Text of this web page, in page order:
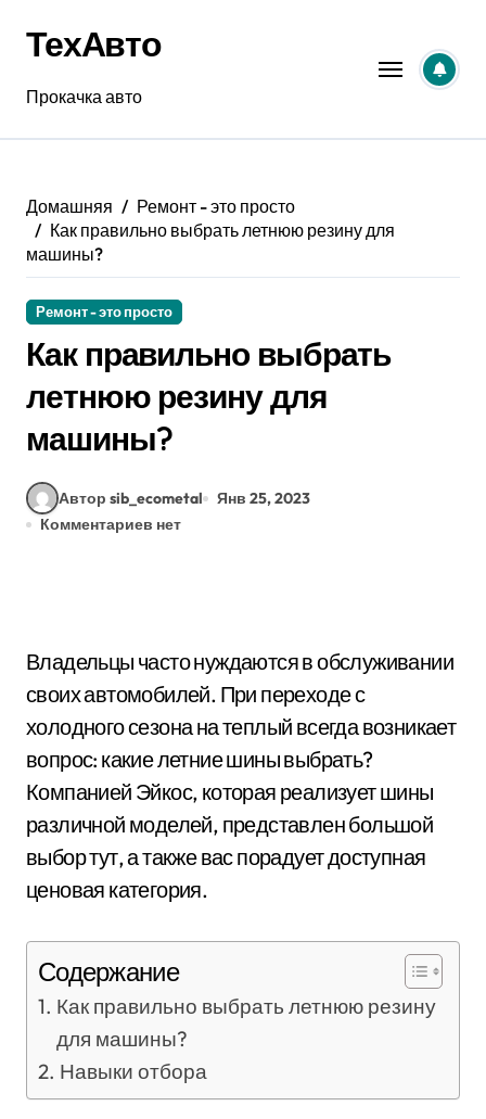
содержанию
ТехАвто
Прокачка авто
Домашняя
Ремонт - это просто
Как правильно выбрать летнюю резину для
машины?
Ремонт - это просто
Как правильно выбрать
летнюю резину для
машины?
Автор sib_ecometal
Янв 25, 2023
Комментариев нет
Владельцы часто нуждаются в обслуживании
своих автомобилей. При переходе с
холодного сезона на теплый всегда возникает
вопрос: какие летние шины выбрать?
Компанией Эйкос, которая реализует шины
различной моделей, представлен большой
выбор тут, а также вас порадует доступная
ценовая категория.
Содержание
Как правильно выбрать летнюю резину
для машины?
Навыки отбора